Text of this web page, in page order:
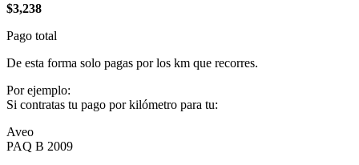
$3,238
Pago total
De esta forma solo pagas por los km que recorres.
Por ejemplo:
Si contratas tu pago por kilómetro para tu:
Aveo
PAQ B 2009